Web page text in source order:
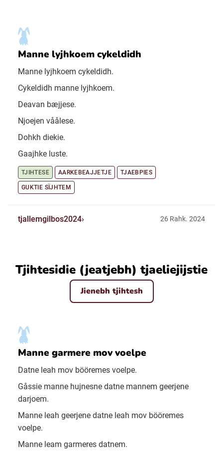
Manne lyjhkoem cykeldidh
Manne lyjhkoem cykeldidh.
Cykeldidh manne lyjhkoem.
Deavan bæjjese.
Njoejen våålese.
Dohkh diekie.
Gaajhke luste.
TJIHTESE AARKEBEAJJETJE TJAEBPIES
GUKTIE SÏJHTEM
tjallemgilbos2024 26 Rahk. 2024
Tjihtesidie (jeatjebh) tjaeliejijstie
Jienebh tjihtesh
Manne garmere mov voelpe
Datne leah mov bööremes voelpe.
Gåssie manne hujnesne datne mannem geerjene
darjoem.
Manne leah geerjene datne leah mov bööremes
voelpe.
Manne leam garmeres datnem.